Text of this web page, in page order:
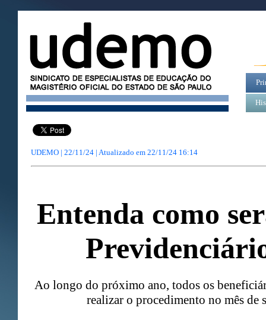
UDEMO | 22/11/24 | Atualizado em 22/11/24 16:14
Entenda como
Ao longo do próximo ano, todos os
realizar o procedimento no mês de